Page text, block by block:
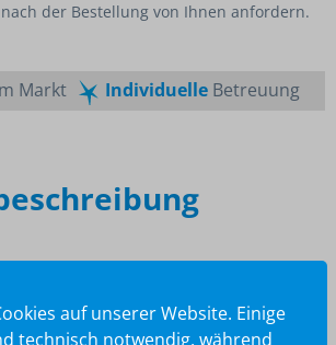
der Bestellung von Ihnen anfordern.
Markt IndividuelleBetreuung
ergonomisches Griffstück
Kunststoff, mit selbstfederndem
auf unserer Website. Einige
technisch notwendig, während